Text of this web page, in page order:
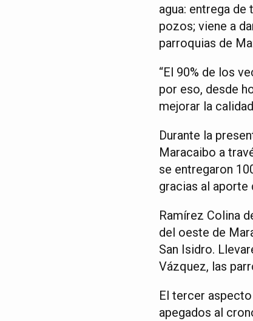
agua: entrega
pozos; viene a
parroquias de
“El 90% de los
por eso, desde
mejorar la
Durante la
Maracaibo a
se entregaron
gracias al aporte
Ramírez Colina
del oeste de
San Isidro.
Vázquez, las
El tercer
apegados al